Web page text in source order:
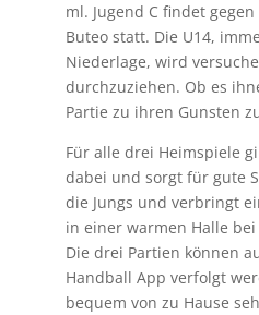
ml. Jugend C findet gegen
Buteo statt. Die U14,
Niederlage, wird
durchzuziehen. Ob es
Partie zu ihren Gunsten
Für alle drei Heimspiele
dabei und sorgt für gute
die Jungs und verbringt
in einer warmen Halle
Die drei Partien können
Handball App verfolgt
bequem von zu Hause